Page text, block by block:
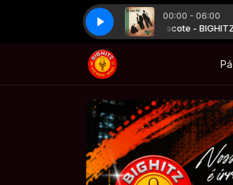
00:00 - 06:00
Launch R&B BIGHITZ com Mascote - BIGHITZ
For Lovers Only - The Closer I Get To YouFor